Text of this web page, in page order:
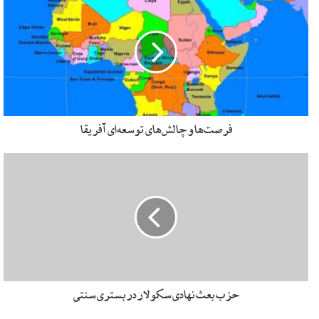
عنصر پایه‌ای و بنیادین توسعه در بخش‌های مختلف صنعتی،
کشاورزی، خدماتی، اجتماعی، زیست‌محیطی، بهداشتی و… برای
همه کشورهاست.
یونسکو در گزارش توسعه منابع آب جهانی اعلام کرده است که
کاهش خواهد یافت. در سال ۲۰۰۰ بیش از ۲/ ۲ میلیون نفر در
جهان به دلیل خشک‌سالی و آلودگی منابع آبی جان خود را
صنعتی و کشاورزی، بیش از همیشه در طول تاریخ در معرض
شیرین‌اند که از این مقدار هم حدود ۷۰ درصد در قطب‌ها و مناطق
فرصت‌ها و چالش‌های توسعه‌ای آفریقا
حزب بعث نهادی سکولار در بستری سنتی